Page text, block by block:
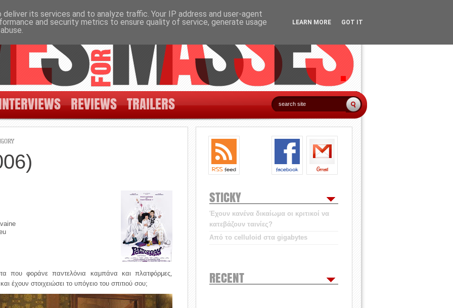
REVIEWS TRAILERS
που φοράνε παντελόνια καμπάνα και πλατφόρμες,
έχουν στοιχειώσει το υπόγειο του σπιτιού σου;
STICKY
Έχουν κανένα δικαίωμα οι κριτικοί να
κατεβάζουν ταινίες?
Από το celluloid στα gigabytes
RECENT
its services and to analyze traffic. Your IP address and user-agent
and security metrics to ensure quality of service, generate usage
LEARN MORE GOT IT